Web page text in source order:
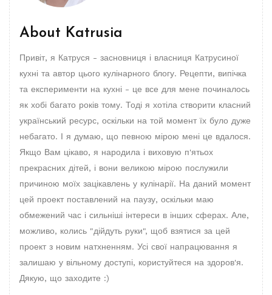
About Katrusia
Привіт, я Катруся - засновниця і власниця Катрусиної
кухні та автор цього кулінарного блогу. Рецепти, випічка
та експерименти на кухні - це все для мене починалось
як хобі багато років тому. Тоді я хотіла створити класний
український ресурс, оскільки на той момент їх було дуже
небагато. І я думаю, що певною мірою мені це вдалося.
Якщо Вам цікаво, я народила і виховую п'ятьох
прекрасних дітей, і вони великою мірою послужили
причиною моїх зацікавлень у кулінарії. На даний момент
цей проект поставлений на паузу, оскільки маю
обмежений час і сильніші інтереси в інших сферах. Але,
можливо, колись "дійдуть руки", щоб взятися за цей
проект з новим натхненням. Усі свої напрацювання я
залишаю у вільному доступі, користуйтеся на здоров'я.
Дякую, що заходите :)